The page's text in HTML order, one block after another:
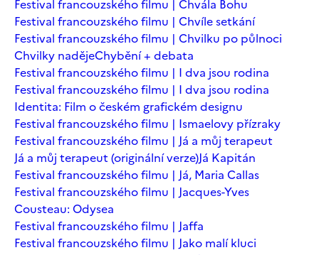
Festival francouzského filmu | Chvála Bohu
Festival francouzského filmu | Chvíle setkání
Festival francouzského filmu | Chvilku po půlnoci
Chvilky nadějeChybění + debata
Festival francouzského filmu | I dva jsou rodina
Festival francouzského filmu | I dva jsou rodina
Identita: Film o českém grafickém designu
Festival francouzského filmu | Ismaelovy přízraky
Festival francouzského filmu | Já a můj terapeut
Já a můj terapeut (originální verze)Já Kapitán
Festival francouzského filmu | Já, Maria Callas
Festival francouzského filmu | Jacques-Yves
Cousteau: Odysea
Festival francouzského filmu | Jaffa
Festival francouzského filmu | Jako malí kluci